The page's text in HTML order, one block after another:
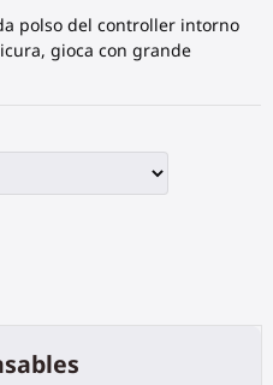
polso del controller intorno
gioca con grande